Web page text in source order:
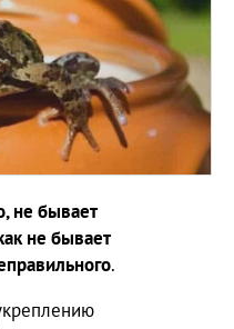
не бывает
не бывает
.